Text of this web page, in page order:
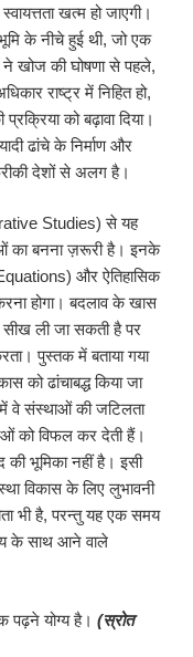
खत्म हो जाएगी।
के नीचे हुई थी, जो एक
खोज की घोषणा से पहले,
राष्ट्र में निहित हो,
को बढ़ावा दिया।
ढांचे के निर्माण और
देशों से अलग है।
Studies) से यह
का बनना ज़रूरी है। इनके
और ऐतिहासिक
होगा। बदलाव के खास
ली जा सकती है पर
पुस्तक में बताया गया
को ढांचाबद्ध किया जा
वे संस्थाओं की जटिलता
को विफल कर देती हैं।
की भूमिका नहीं है। इसी
विकास के लिए लुभावनी
भी है, परन्तु यह एक समय
के साथ आने वाले
पढ़ने योग्य है। (स्रोत